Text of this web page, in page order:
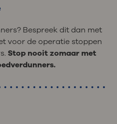
Bespreek dit dan met
voor de operatie stoppen
Stop nooit zomaar met